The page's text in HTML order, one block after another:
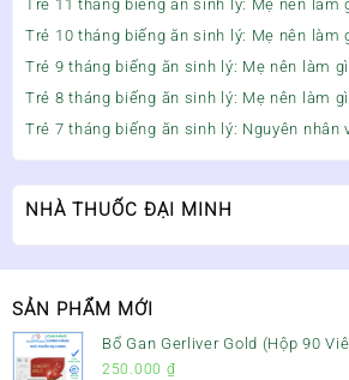
Trẻ 11 tháng biếng ăn sinh lý: Mẹ nên làm
Trẻ 10 tháng biếng ăn sinh lý: Mẹ nên làm
Trẻ 9 tháng biếng ăn sinh lý: Mẹ nên làm
Trẻ 8 tháng biếng ăn sinh lý: Mẹ nên làm
Trẻ 7 tháng biếng ăn sinh lý: Nguyên nhân
NHÀ THUỐC ĐẠI MINH
SẢN PHẨM MỚI
Bổ Gan Gerliver Gold (Hộp 90
Gan, Mát Gan & Bảo Vệ Gan
250.000 ₫